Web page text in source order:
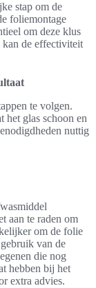
stap om de
foliemontage
om deze klus
kan de effectiviteit
te volgen.
het glas schoon en
nuttig
aan te raden om
om de folie
van de
die nog
hebben bij het
extra advies.